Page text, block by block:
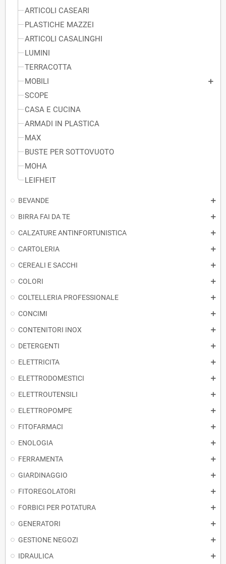
ARTICOLI CASEARI
PLASTICHE MAZZEI
ARTICOLI CASALINGHI
LUMINI
TERRACOTTA
MOBILI
SCOPE
CASA E CUCINA
ARMADI IN PLASTICA
MAX
BUSTE PER SOTTOVUOTO
MOHA
LEIFHEIT
BEVANDE
BIRRA FAI DA TE
CALZATURE ANTINFORTUNISTICA
CARTOLERIA
CEREALI E SACCHI
COLORI
COLTELLERIA PROFESSIONALE
CONCIMI
CONTENITORI INOX
DETERGENTI
ELETTRICITA
ELETTRODOMESTICI
ELETTROUTENSILI
ELETTROPOMPE
FITOFARMACI
ENOLOGIA
FERRAMENTA
GIARDINAGGIO
FITOREGOLATORI
FORBICI PER POTATURA
GENERATORI
GESTIONE NEGOZI
IDRAULICA